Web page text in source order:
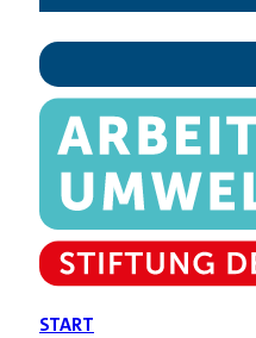
START